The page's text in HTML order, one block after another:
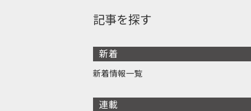
記事を探す
新着
新着情報一覧
連載